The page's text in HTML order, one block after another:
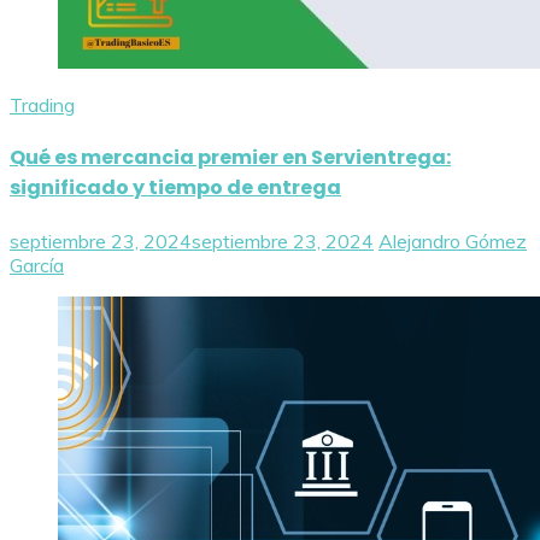
Trading
Qué es mercancia premier en Servientrega:
significado y tiempo de entrega
septiembre 23, 2024septiembre 23, 2024 Alejandro Gómez
García